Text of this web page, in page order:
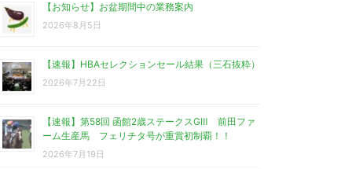
【お知らせ】お盆期間中の業務案内
2026年8月5日
【速報】HBAセレクションセール結果（三石抜粋）
2026年7月22日
【速報】第58回 函館2歳ステークスGⅢ 前田ファ
ーム生産馬 フェリチタ号が重賞初制覇！！
2026年7月19日